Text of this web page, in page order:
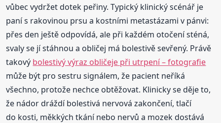
vůbec vydržet dotek peřiny. Typický klinický scénář je
paní s rakovinou prsu a kostními metastázami v pánvi:
přes den ještě odpovídá, ale při každém otočení sténá,
svaly se jí stáhnou a obličej má bolestivě sevřený. Právě
takový bolestivý výraz obličeje při utrpení – fotografie
může být pro sestru signálem, že pacient neříká
všechno, protože nechce obtěžovat. Klinicky se děje to,
že nádor dráždí bolestivá nervová zakončení, tlačí
do kosti, měkkých tkání nebo nervů a mozek dostává